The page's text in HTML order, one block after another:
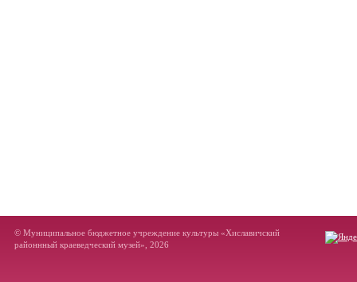
© Муниципальное бюджетное учреждение культуры «Хиславичский
районнный краеведческий музей», 2026